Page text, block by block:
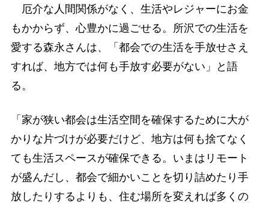
厄介な人間関係がなく、生活やレジャーにお金
もかからず、心豊かに過ごせる。所沢での生活を
愛する森永さんは、「都会での生活を手放せさえ
すれば、地方では何も手放す必要がない」と語
る。
「家が狭い都会は生活空間を確保するために大が
かりな片づけが必要だけど、地方は何も捨てなく
ても生活スペースが確保できる。いまはリモート
が盛んだし、都会で細かいことを切り詰めたり手
放したりするよりも、住む場所を変えれば多くの